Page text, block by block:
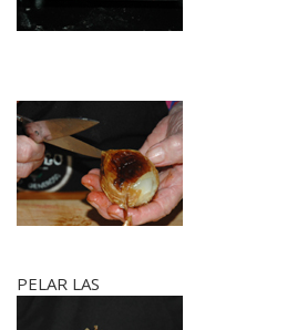
PELAR LAS